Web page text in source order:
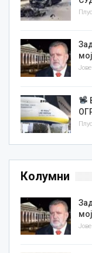
Колумни